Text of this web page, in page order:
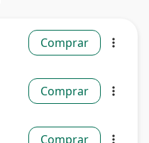
Comprar more_vert
Comprar more_vert
Comprar more_vert